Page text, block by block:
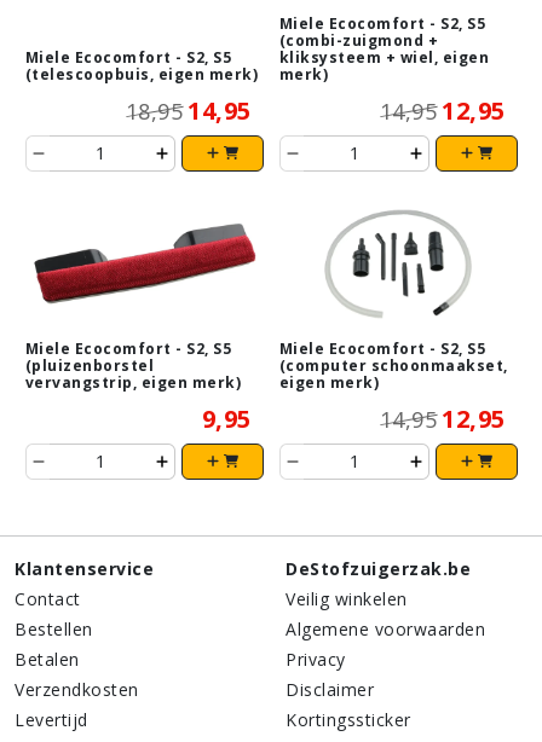
Miele Ecocomfort - S2, S5
(telescoopbuis, eigen merk)
18,95 14,95
Miele Ecocomfort - S2, S5
(combi-zuigmond +
kliksysteem + wiel, eigen
merk)
14,95 12,95
Miele Ecocomfort - S2, S5
(pluizenborstel
vervangstrip, eigen merk)
9,95
Miele Ecocomfort - S2, S5
(computer schoonmaakset,
eigen merk)
14,95 12,95
Klantenservice
Contact
Bestellen
Betalen
Verzendkosten
Levertijd
DeStofzuigerzak.be
Veilig winkelen
Algemene voorwaarden
Privacy
Disclaimer
Kortingssticker